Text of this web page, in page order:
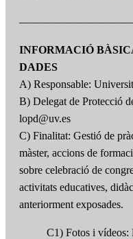
INFORMACIÓ
DADES
A) Responsable:
B) Delegat de Protecció
lopd@uv.es
C) Finalitat: Gestió de
màster, accions de
sobre celebració de
activitats educatives,
anteriorment exposades.
C1) Fotos i vídeos: